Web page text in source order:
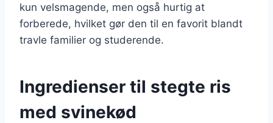
kun velsmagende, men også hurtig at
forberede, hvilket gør den til en favorit blandt
travle familier og studerende.
Ingredienser til stegte ris
med svinekød